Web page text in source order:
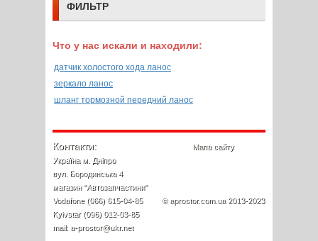
ФИЛЬТР
Что у нас искали и находили:
датчик холостого хода ланос
зеркало ланос
шланг тормозной передний ланос
Контакти:
Україна м. Дніпро
вул. Бородинська 4
магазин "Автозапчастини"
Vodafone (066) 615-04-85
Kyivstar (096) 012-03-85
mail: a-prostor@ukr.net
Мапа сайту
© aprostor.com.ua 2013-2023